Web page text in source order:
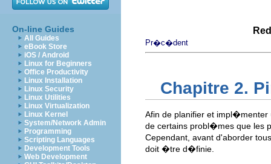
On-line Guides
All Guides
eBook Store
iOS / Android
Linux for Beginners
Office Productivity
Linux Installation
Linux Security
Linux Utilities
Linux Virtualization
Linux Kernel
System/Network Admin
Programming
Scripting Languages
Development Tools
Web Development
Pr�c�dent
Chapitre 2.
Afin de planifier et
de certains probl�mes que les
Cependant, avant d'aborder
doit �tre d�finie.